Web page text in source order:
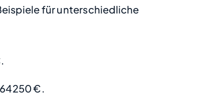
für unterschiedliche
€.